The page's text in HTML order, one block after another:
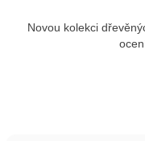
Novou kolekci